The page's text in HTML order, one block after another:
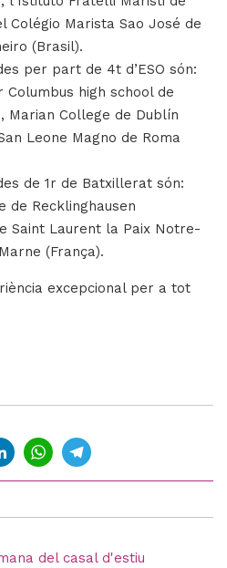
Colégio Marista Sao José de
(Brasil).
per part de 4t d’ESO són:
Columbus high school de
Marian College de Dublín
Leone Magno de Roma
de 1r de Batxillerat són:
de Recklinghausen
Saint Laurent la Paix Notre-
(França).
excepcional per a tot
LinkedInWhatsApp
del casal d'estiu